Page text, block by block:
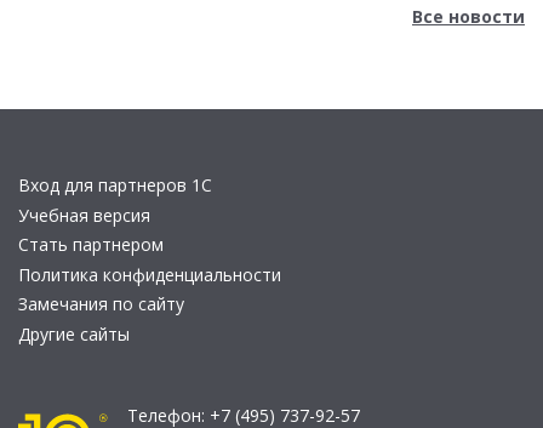
Все новости
Вход для партнеров 1С
Учебная версия
Стать партнером
Политика конфиденциальности
Замечания по сайту
Другие сайты
Телефон: +7 (495) 737-92-57